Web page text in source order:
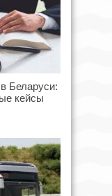
Беларуси:
кейсы